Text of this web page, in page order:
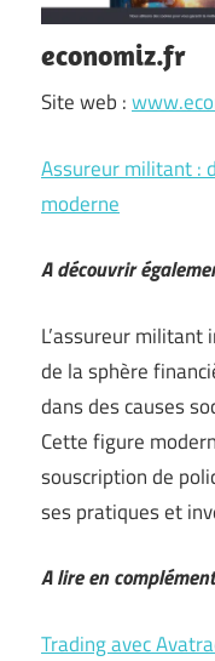
economiz.fr
Site web :
Assureur militant :
moderne
A découvrir
L’assureur militant
de la sphère
dans des causes
Cette figure
souscription de
ses pratiques et
A lire en
Trading avec